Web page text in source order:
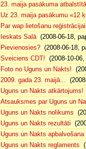
23. maija pasākuma
Uz 23. maija pasākumu «12
Par wap lietošanu
Ieskats Salā(2008-06-18,
Pievienosies? (2008-06-18,
Sveiciens CDT! (2008-10-
Foto no Uguns un Nakts!
2009. gada 23. maijā...
Uguns un Nakts atkārtojums!
Atsauksmes par Uguns un
Uguns un Nakts nolikums
Uguns un Nakts rezultāti
Uguns un Nakts apbalvošana
Uguns un Nakts reglaments